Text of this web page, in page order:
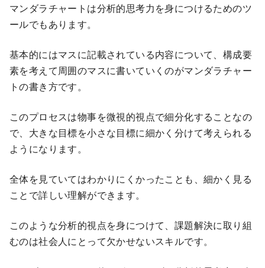
マンダラチャートは分析的思考力を身につけるためのツ
ールでもあります。
基本的にはマスに記載されている内容について、構成要
素を考えて周囲のマスに書いていくのがマンダラチャー
トの書き方です。
このプロセスは物事を微視的視点で細分化することなの
で、大きな目標を小さな目標に細かく分けて考えられる
ようになります。
全体を見ていてはわかりにくかったことも、細かく見る
ことで詳しい理解ができます。
このような分析的視点を身につけて、課題解決に取り組
むのは社会人にとって欠かせないスキルです。